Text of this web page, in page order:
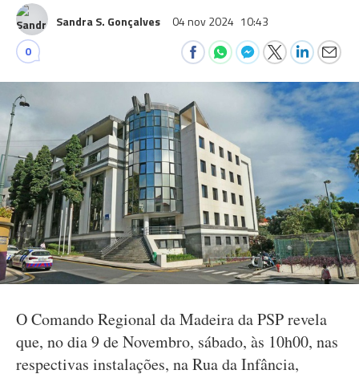
Sandra S. Gonçalves 04 nov 2024 10:43
0
O Comando Regional da Madeira da PSP revela
que, no dia 9 de Novembro, sábado, às 10h00, nas
respectivas instalações, na Rua da Infância,